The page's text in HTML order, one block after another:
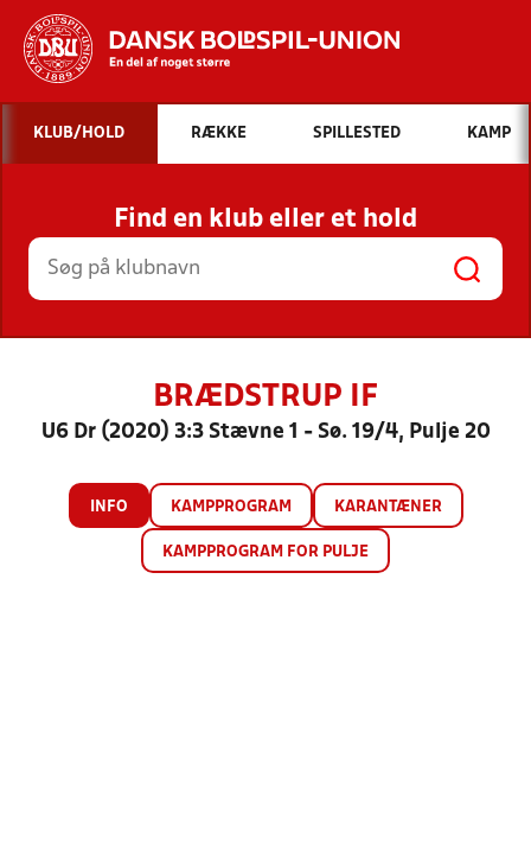
Hvad vil du søge efter?
INDHOLD OG NYHEDER
STILLINGER, RESULTATER, KLUBBER OG
HOLD
KLUB/HOLD RÆKKE SPILLESTED KAMP
Find en klub eller et hold
BRÆDSTRUP IF
U6 Dr (2020) 3:3 Stævne 1 - Sø. 19/4, Pulje 20
INFO KAMPPROGRAM KARANTÆNER
KAMPPROGRAM FOR PULJE